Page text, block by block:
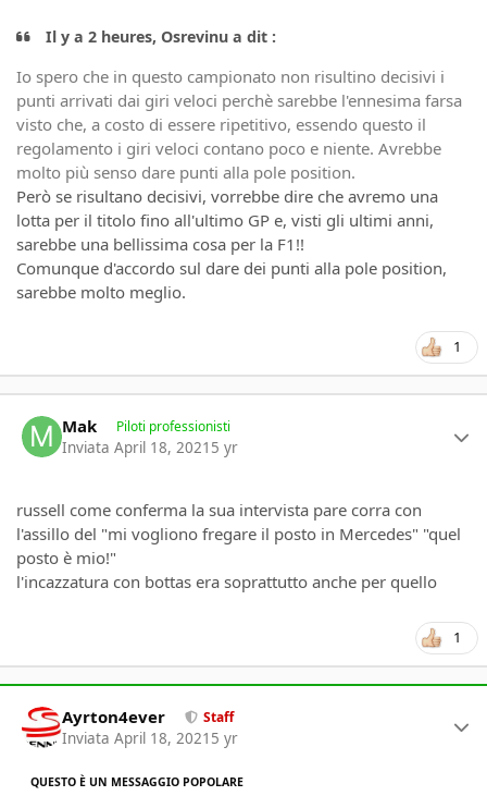
Il y a 2 heures, Osrevinu a dit :
Io spero che in questo campionato non risultino decisivi i
punti arrivati dai giri veloci perchè sarebbe l'ennesima farsa
visto che, a costo di essere ripetitivo, essendo questo il
regolamento i giri veloci contano poco e niente. Avrebbe
molto più senso dare punti alla pole position.
Però se risultano decisivi, vorrebbe dire che avremo una
lotta per il titolo fino all'ultimo GP e, visti gli ultimi anni,
sarebbe una bellissima cosa per la F1!!
Comunque d'accordo sul dare dei punti alla pole position,
sarebbe molto meglio.
1
Mak Piloti professionisti
Inviata April 18, 2021 5 yr
russell come conferma la sua intervista pare corra con
l'assillo del "mi vogliono fregare il posto in Mercedes" "quel
posto è mio!"
l'incazzatura con bottas era soprattutto anche per quello
1
Ayrton4ever Staff
Inviata April 18, 2021 5 yr
QUESTO È UN MESSAGGIO POPOLARE